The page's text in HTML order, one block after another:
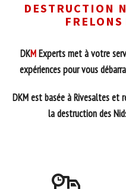
DESTRUCTION
DKMExperts met à votre
expériences pour vous
DKM est basée à Rivesaltes
la destruction des